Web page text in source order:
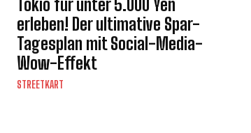
Tokio für unter 5.000 Yen
erleben! Der ultimative Spar-
Tagesplan mit Social-Media-
Wow-Effekt
STREETKART